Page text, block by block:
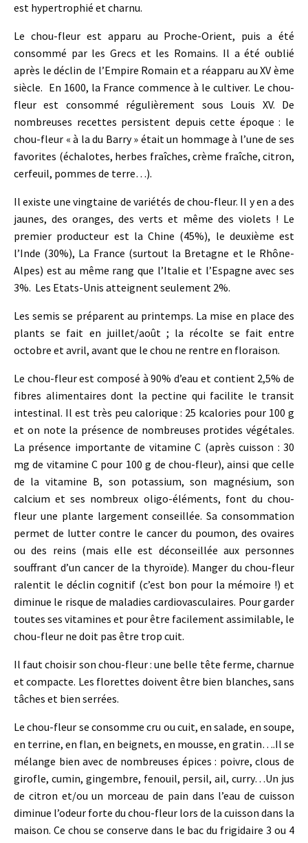
est hypertrophié et charnu.
Le chou-fleur est apparu au Proche-Orient, puis a été
consommé par les Grecs et les Romains. Il a été oublié
après le déclin de l’Empire Romain et a réapparu au XV ème
siècle. En 1600, la France commence à le cultiver. Le chou-
fleur est consommé régulièrement sous Louis XV. De
nombreuses recettes persistent depuis cette époque : le
chou-fleur « à la du Barry » était un hommage à l’une de ses
favorites (échalotes, herbes fraîches, crème fraîche, citron,
cerfeuil, pommes de terre…).
Il existe une vingtaine de variétés de chou-fleur. Il y en a des
jaunes, des oranges, des verts et même des violets ! Le
premier producteur est la Chine (45%), le deuxième est
l’Inde (30%), La France (surtout la Bretagne et le Rhône-
Alpes) est au même rang que l’Italie et l’Espagne avec ses
3%. Les Etats-Unis atteignent seulement 2%.
Les semis se préparent au printemps. La mise en place des
plants se fait en juillet/août ; la récolte se fait entre
octobre et avril, avant que le chou ne rentre en floraison.
Le chou-fleur est composé à 90% d’eau et contient 2,5% de
fibres alimentaires dont la pectine qui facilite le transit
intestinal. Il est très peu calorique : 25 kcalories pour 100 g
et on note la présence de nombreuses protides végétales.
La présence importante de vitamine C (après cuisson : 30
mg de vitamine C pour 100 g de chou-fleur), ainsi que celle
de la vitamine B, son potassium, son magnésium, son
calcium et ses nombreux oligo-éléments, font du chou-
fleur une plante largement conseillée. Sa consommation
permet de lutter contre le cancer du poumon, des ovaires
ou des reins (mais elle est déconseillée aux personnes
souffrant d’un cancer de la thyroïde). Manger du chou-fleur
ralentit le déclin cognitif (c’est bon pour la mémoire !) et
diminue le risque de maladies cardiovasculaires. Pour garder
toutes ses vitamines et pour être facilement assimilable, le
chou-fleur ne doit pas être trop cuit.
Il faut choisir son chou-fleur : une belle tête ferme, charnue
et compacte. Les florettes doivent être bien blanches, sans
tâches et bien serrées.
Le chou-fleur se consomme cru ou cuit, en salade, en soupe,
en terrine, en flan, en beignets, en mousse, en gratin….Il se
mélange bien avec de nombreuses épices : poivre, clous de
girofle, cumin, gingembre, fenouil, persil, ail, curry…Un jus
de citron et/ou un morceau de pain dans l’eau de cuisson
diminue l’odeur forte du chou-fleur lors de la cuisson dans la
maison. Ce chou se conserve dans le bac du frigidaire 3 ou 4